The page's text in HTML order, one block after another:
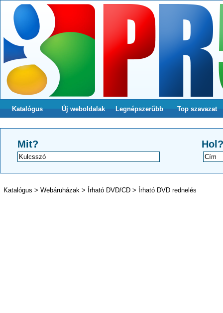
Katalógus Új weboldalak Legnépszerűbb Top szavazat
Mit? Hol?
Katalógus > Webáruházak > Írható DVD/CD > Írható DVD rednelés